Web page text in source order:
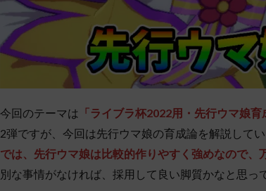
今回のテーマは 「ライブラ杯2022用・先行ウマ娘育
2弾ですが、今回は先行ウマ娘の育成論を解説してい
では、先行ウマ娘は比較的作りやすく強めなので、
別な事情がなければ、採用して良い脚質かなと思っ